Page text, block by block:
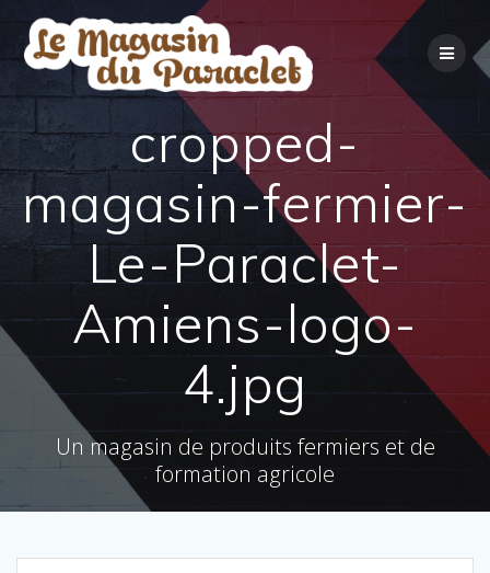
content
cropped-
magasin-fermier-
Le-Paraclet-
Amiens-logo-
4.jpg
Un magasin de produits fermiers et de
formation agricole